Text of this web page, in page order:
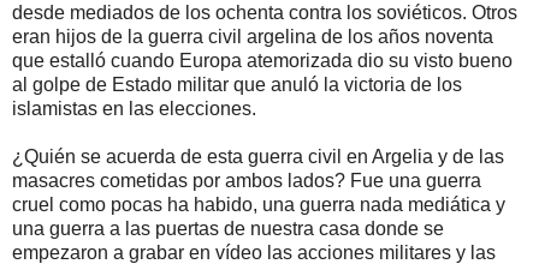
desde mediados de los ochenta contra los soviéticos. Otros
eran hijos de la guerra civil argelina de los años noventa
que estalló cuando Europa atemorizada dio su visto bueno
al golpe de Estado militar que anuló la victoria de los
islamistas en las elecciones.
¿Quién se acuerda de esta guerra civil en Argelia y de las
masacres cometidas por ambos lados? Fue una guerra
cruel como pocas ha habido, una guerra nada mediática y
una guerra a las puertas de nuestra casa donde se
empezaron a grabar en vídeo las acciones militares y las